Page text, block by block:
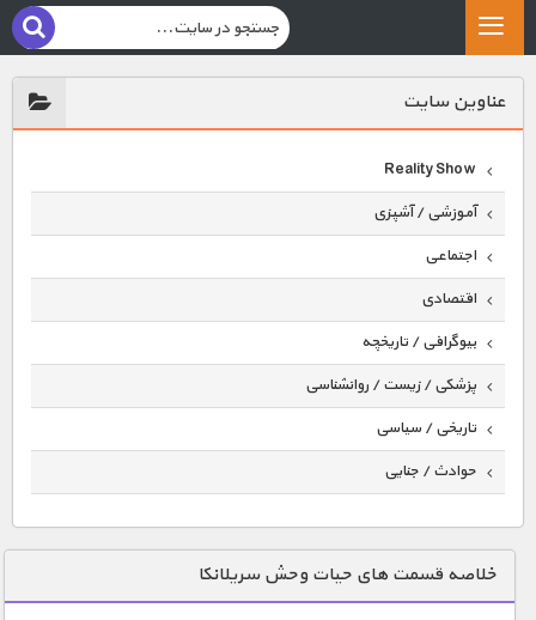
عناوين سايت
Reality Show
آموزشی / آشپزی
اجتماعی
اقتصادی
بیوگرافی / تاریخچه
پزشکی / زیست / روانشناسی
تاریخی / سیاسی
حوادث / جنایی
دنیای خوراکی ها
زمین شناسی / محیط زیست
خلاصه قسمت های حیات وحش سریلانکا